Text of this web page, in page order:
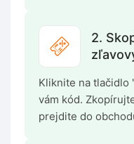
2.
Kliknite na tlačidlo
vám kód.
prejdite do